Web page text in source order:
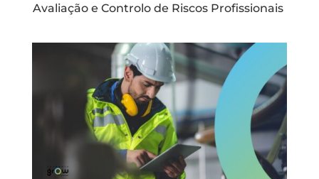
Avaliação e Controlo de Riscos Profissionais